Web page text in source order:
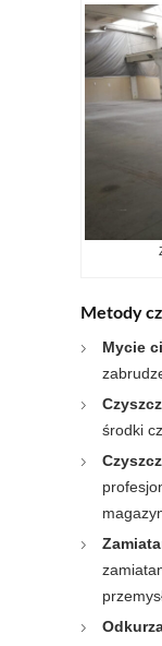
Metody
Mycie
środki